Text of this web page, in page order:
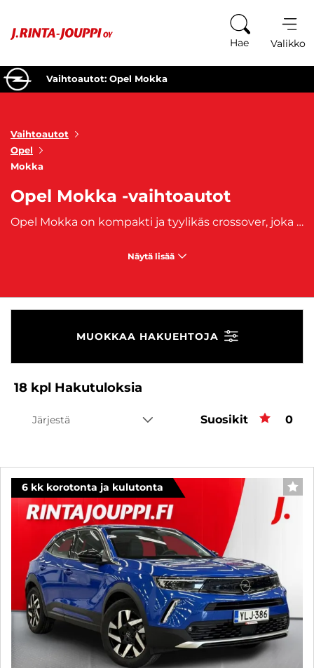
Hae Valikko
Vaihtoautot: Opel Mokka
Vaihtoautot
Opel
Mokka
Opel Mokka -vaihtoautot
Opel Mokka on kompakti ja tyylikäs crossover, joka yhdistää taloudellisuuden, ketteryyden ja monipuolisen suorituskyvyn. Käytetyt Opel Mokka -vaihtoautot tarjoavat täydellisen vaihtoehdon niille, jotka etsivät modernia ja käytännöllistä ajoneuvoa edullisemmin. Mokka on suunniteltu erityisesti kaupunkiajoon, mutta se sopii erinomaisesti myös pidemmille matkoille, tarjoten mukavan ja taloudellisen ajokokemuksen kompaktissa paketissa. Opel Mokka -vaihtoautot tunnetaan monipuolisista moottorivaihtoehdoistaan, mukaan lukien polttoainetaloudelliset bensiini- ja dieselmoottorit sekä uudemmat sähköversiot. Monissa käytetyissä Mokka-malleissa on myös modernit ajoavustinjärjestelmät, kuten kaistavahti, peruutuskamera ja ajonvakautusjärjestelmä, jotka lisäävät ajoturvallisuutta ja mukavuutta. Mokka tarjoaa myös korkean istuma-asennon ja erinomaisen näkyvyyden, mikä tekee siitä miellyttävän ja helpon ajettavan kaupunkiliikenteessä. Sisätiloiltaan Opel Mokka tarjoaa yllättävän tilavan ja mukavan ajokokemuksen niin kuljettajalle kuin matkustajillekin. Sen laadukkaat sisustusmateriaalit ja huolella suunnitellut hallintalaitteet tekevät matkanteosta miellyttävää. Tavaratila riittää hyvin arkisiin tarpeisiin ja viikonloppureissuihin, mikä tekee Mokkasta käytännöllisen valinnan myös perheille ja aktiivisille autoilijoille.
Näytä lisää
MUOKKAA HAKUEHTOJA
18 kpl Hakutuloksia
Järjestä Suosikit 0
6 kk korotonta ja kulutonta